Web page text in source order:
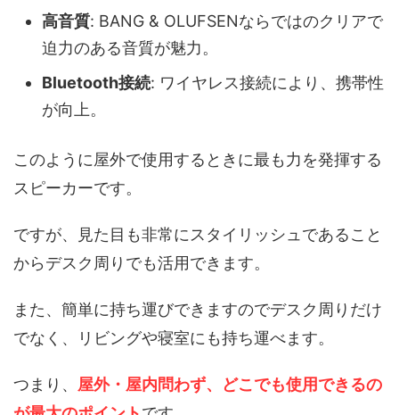
高音質: BANG & OLUFSENならではのクリアで
迫力のある音質が魅力。
Bluetooth接続: ワイヤレス接続により、携帯性
が向上。
このように屋外で使用するときに最も力を発揮する
スピーカーです。
ですが、見た目も非常にスタイリッシュであること
からデスク周りでも活用できます。
また、簡単に持ち運びできますのでデスク周りだけ
でなく、リビングや寝室にも持ち運べます。
つまり、 屋外・屋内問わず、どこでも使用できるの